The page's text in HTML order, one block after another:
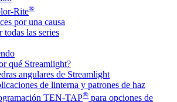
Rite®
por una causa
todas las series
qué Streamlight?
angulares de Streamlight
de linterna y patrones de haz
TEN-TAP® para opciones de